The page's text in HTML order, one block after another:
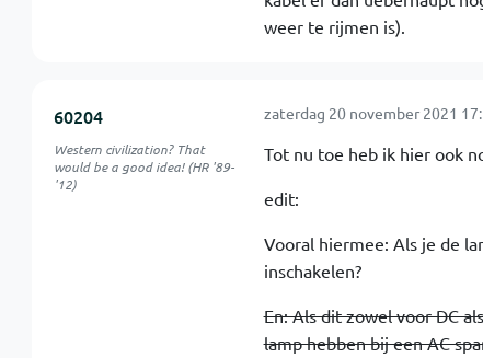
weer te rijmen is).
60204
Western civilization? That
would be a good idea! (HR '89-
'12)
zaterdag 20 november 2021
Tot nu toe heb ik hier ook
edit:
Vooral hiermee: Als je de
inschakelen?
En: Als dit zowel voor DC
lamp hebben bij een AC